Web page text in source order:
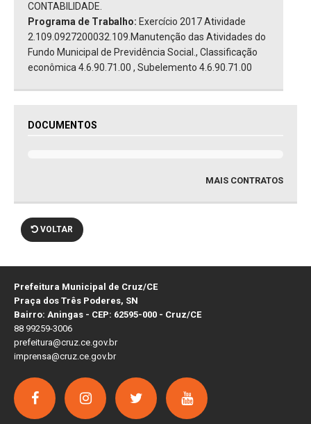
CONTABILIDADE.
Programa de Trabalho: Exercício 2017 Atividade
2.109.0927200032.109.Manutenção das Atividades do
Fundo Municipal de Previdência Social., Classificação
econômica 4.6.90.71.00 , Subelemento 4.6.90.71.00
DOCUMENTOS
MAIS CONTRATOS
VOLTAR
Prefeitura Municipal de Cruz/CE
Praça dos Três Poderes, SN
Bairro: Aningas - CEP: 62595-000 - Cruz/CE
88 99259-3006
prefeitura@cruz.ce.gov.br
imprensa@cruz.ce.gov.br